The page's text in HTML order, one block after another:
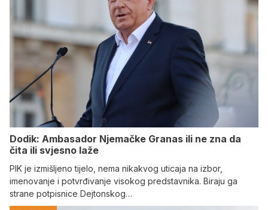
Dodik: Ambasador Njemačke Granas ili ne zna da
čita ili svjesno laže
PIK je izmišljeno tijelo, nema nikakvog uticaja na izbor,
imenovanje i potvrđivanje visokog predstavnika. Biraju ga
strane potpisnice Dejtonskog…